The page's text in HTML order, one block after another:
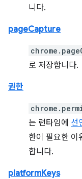
니다.
pageCapture
로 저장합니다.
권한
는 런타임에 선
한이 필요한 이
합니다.
platformKeys